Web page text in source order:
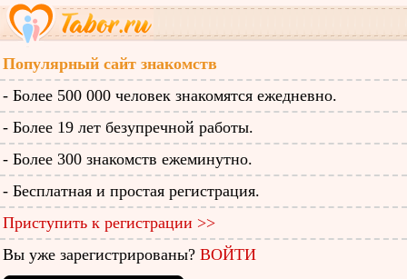
Популярный сайт знакомств
- Более 500 000 человек знакомятся ежедневно.
- Более 19 лет безупречной работы.
- Более 300 знакомств ежеминутно.
- Бесплатная и простая регистрация.
Приступить к регистрации >>
Вы уже зарегистрированы? ВОЙТИ